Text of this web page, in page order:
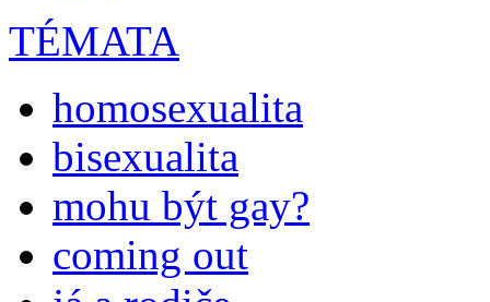
TÉMATA
homosexualita
bisexualita
mohu být gay?
coming out